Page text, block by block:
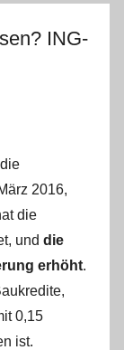
ING-
2016,
die
und die
erhöht.
0,15
ist.